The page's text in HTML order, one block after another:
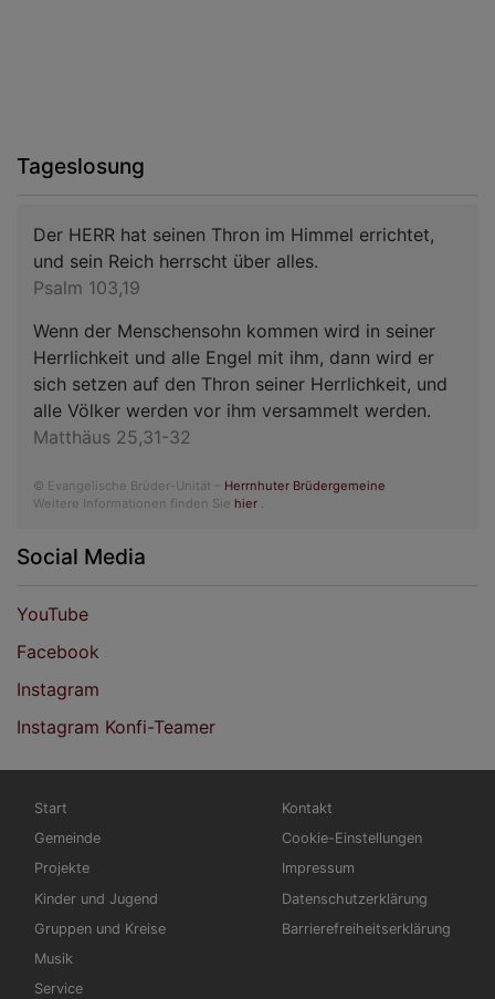
Tageslosung
Der HERR hat seinen Thron im Himmel errichtet,
und sein Reich herrscht über alles.
Psalm 103,19
Wenn der Menschensohn kommen wird in seiner
Herrlichkeit und alle Engel mit ihm, dann wird er
sich setzen auf den Thron seiner Herrlichkeit, und
alle Völker werden vor ihm versammelt werden.
Matthäus 25,31-32
© Evangelische Brüder-Unität – Herrnhuter Brüdergemeine
Weitere Informationen finden Sie hier .
Social Media
YouTube
Facebook
Instagram
Instagram Konfi-Teamer
Hauptnavigation
Start
Gemeinde
Projekte
Kinder und Jugend
Gruppen und Kreise
Musik
Service
Fußbereichsmenü
Kontakt
Cookie-Einstellungen
Impressum
Datenschutzerklärung
Barrierefreiheitserklärung